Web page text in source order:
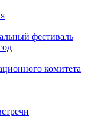
фестиваль
комитета